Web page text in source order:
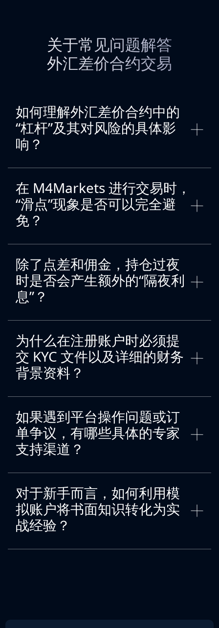
关于常见问题解答
外汇差价合约交易
如何理解外汇差价合约中的
“杠杆”及其对风险的具体影
响？
在 M4Markets 进行交易时，
“滑点”现象是否可以完全避
免？
除了点差和佣金，持仓过夜
时是否会产生额外的“隔夜利
息”？
为什么在注册账户时必须提
交 KYC 文件以及详细的财务
背景资料？
如果遇到平台操作问题或订
单争议，有哪些具体的专家
支持渠道？
对于新手而言，如何利用模
拟账户将书面知识转化为实
战经验？